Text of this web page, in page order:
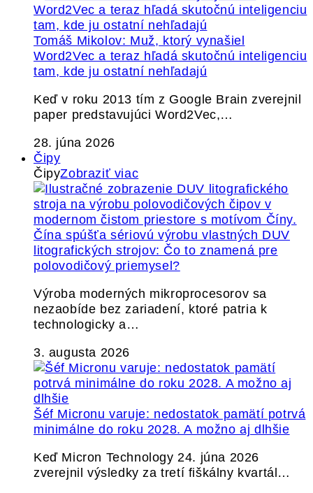
Tomáš Mikolov: Muž, ktorý vynašiel
Word2Vec a teraz hľadá skutočnú inteligenciu
tam, kde ju ostatní nehľadajú
Keď v roku 2013 tím z Google Brain zverejnil
paper predstavujúci Word2Vec,…
28. júna 2026
Čipy
ČipyZobraziť viac
Čína spúšťa sériovú výrobu vlastných DUV
litografických strojov: Čo to znamená pre
polovodičový priemysel?
Výroba moderných mikroprocesorov sa
nezaobíde bez zariadení, ktoré patria k
technologicky a…
3. augusta 2026
Šéf Micronu varuje: nedostatok pamätí potrvá
minimálne do roku 2028. A možno aj dlhšie
Keď Micron Technology 24. júna 2026
zverejnil výsledky za tretí fiškálny kvartál…